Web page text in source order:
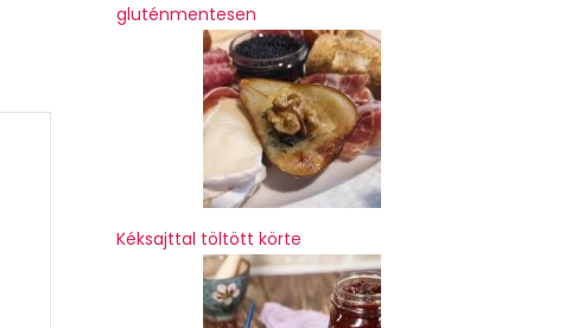
gluténmentesen
Kéksajttal töltött körte